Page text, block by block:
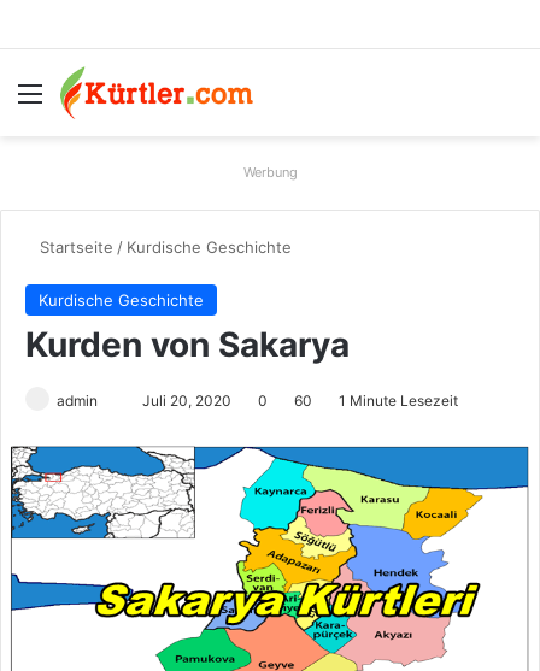
Menü
Werbung
Startseite / Kurdische Geschichte
Kurdische Geschichte
Kurden von Sakarya
admin
d
e
u
s
Juli 20, 2020 0 60 1 Minute Lesezeit